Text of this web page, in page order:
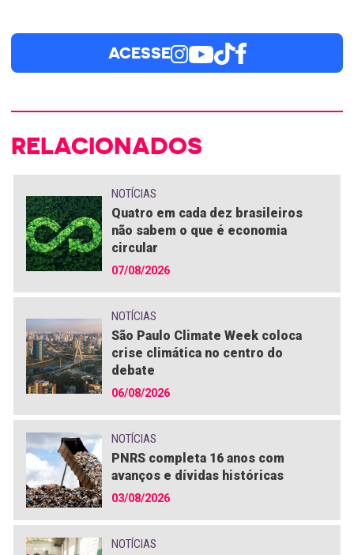
ACESSE
RELACIONADOS
NOTÍCIAS
Quatro em cada dez brasileiros
não sabem o que é economia
circular
07/08/2026
NOTÍCIAS
São Paulo Climate Week coloca
crise climática no centro do
debate
06/08/2026
NOTÍCIAS
PNRS completa 16 anos com
avanços e dívidas históricas
03/08/2026
NOTÍCIAS